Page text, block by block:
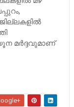
മര്‍ദ്ദവുമാണ്